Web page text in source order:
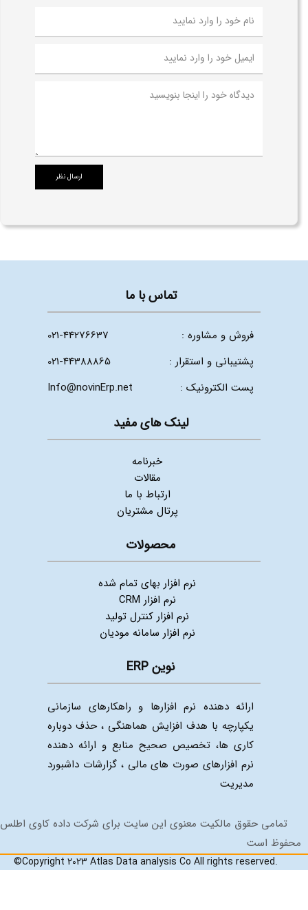
تماس با ما
فروش و مشاوره :
021-44276637
پشتیبانی و استقرار :
021-44388865
پست الکترونیک :
Info@novinErp.net
لینک های مفید
خبرنامه
مقالات
ارتباط با ما
پرتال مشتریان
محصولات
نرم افزار بهای تمام شده
نرم افزار CRM
نرم افزار کنترل تولید
نرم افزار سامانه مودیان
نوین ERP
ارائه دهنده نرم افزارها و راهکارهای سازمانی
یکپارچه با هدف افزایش هماهنگی ، حذف دوباره
کاری ها، تخصیص صحیح منابع و ارائه دهنده
نرم افزارهای صورت های مالی ، گزارشات داشبورد
مدیریت
تمامی حقوق مالکیت معنوی این سایت برای شرکت داده کاوی اطلس
است
©Copyright 2023 Atlas Data analysis Co All rights reserved.